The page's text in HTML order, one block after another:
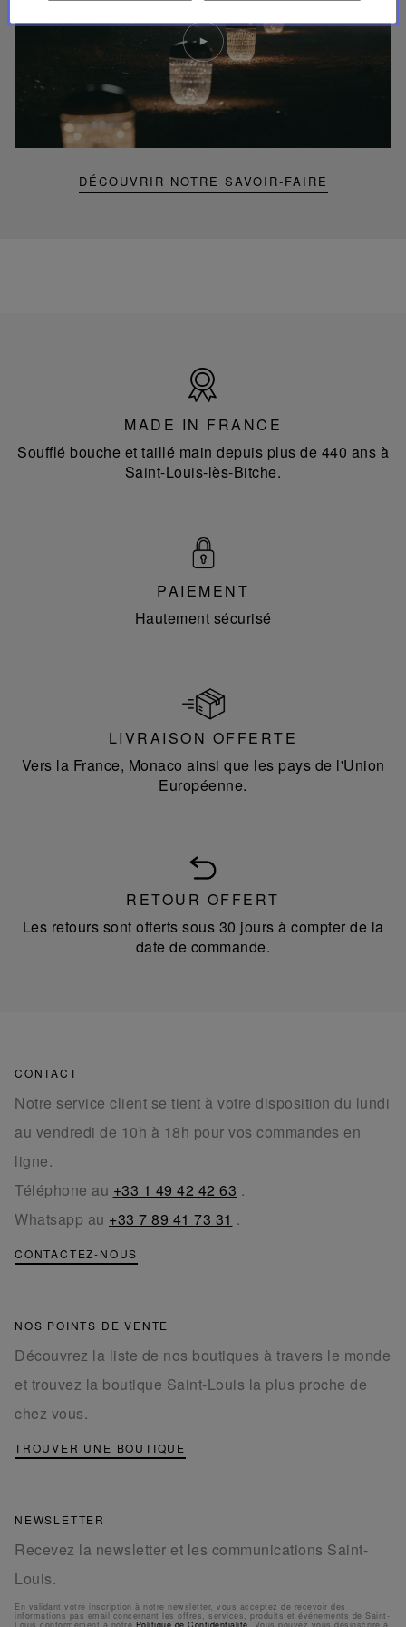
DÉCOUVRIR NOTRE SAVOIR-FAIRE
Lire
la
video
Youtube
video,
Folia
mini
lamp
France
MADE IN FRANCE
Soufflé bouche et taillé main depuis plus de 440 ans à
Saint-Louis-lès-Bitche.
PAIEMENT
Hautement sécurisé
LIVRAISON OFFERTE
Vers la France, Monaco ainsi que les pays de l'Union
Européenne.
RETOUR OFFERT
Les retours sont offerts sous 30 jours à compter de la
date de commande.
CONTACT
Notre service client se tient à votre disposition du lundi
au vendredi de 10h à 18h pour vos commandes en
ligne.
Téléphone au +33 1 49 42 42 63 .
Whatsapp au +33 7 89 41 73 31 .
CONTACTEZ-NOUS
NOS POINTS DE VENTE
Découvrez la liste de nos boutiques à travers le monde
et trouvez la boutique Saint-Louis la plus proche de
chez vous.
TROUVER UNE BOUTIQUE
NEWSLETTER
Recevez la newsletter et les communications Saint-
Louis.
En validant votre inscription à notre newsletter, vous acceptez de recevoir des
informations pas email concernant les offres, services, produits et événements de Saint-